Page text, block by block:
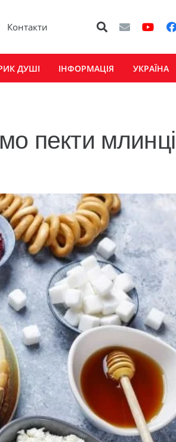
Контакти
ДУШІ ІНФОРМАЦІЯ УКРАЇНА
пекти млинці